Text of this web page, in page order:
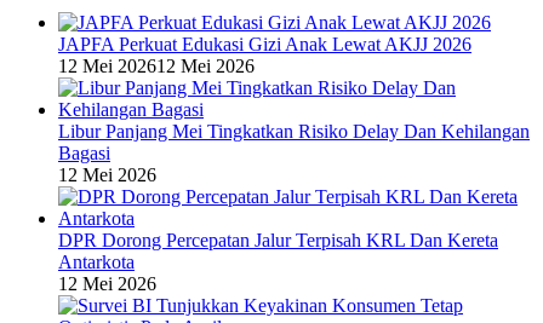
JAPFA Perkuat Edukasi Gizi Anak Lewat AKJJ 2026
12 Mei 202612 Mei 2026
Libur Panjang Mei Tingkatkan Risiko Delay Dan Kehilangan
Bagasi
12 Mei 2026
DPR Dorong Percepatan Jalur Terpisah KRL Dan Kereta
Antarkota
12 Mei 2026